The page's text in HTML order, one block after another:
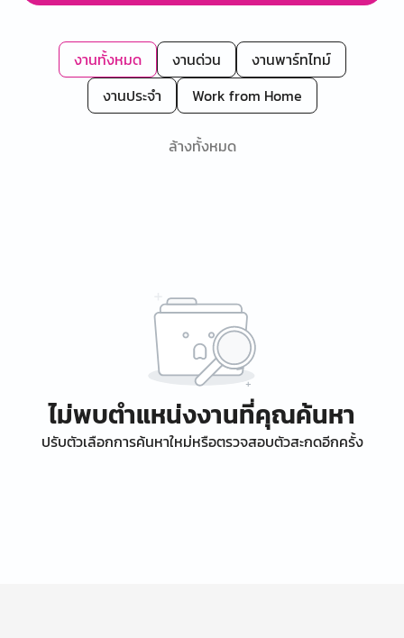
งานทั้งหมด งานด่วน
งานพาร์ทไทม์
งานประจำ
Work from Home
ล้างทั้งหมด
ไม่พบตำแหน่งงานที่คุณค้นหา
ปรับตัวเลือกการค้นหาใหม่หรือตรวจสอบตัวสะกดอีกครั้ง